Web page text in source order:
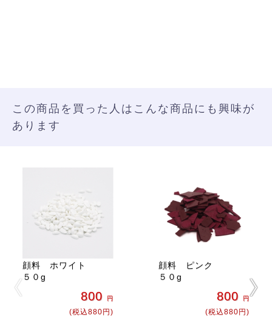
この商品を買った人はこんな商品にも興味が
あります
顔料 ホワイト
５０g
800 円
(税込880円)
顔料 ピンク
５０g
800 円
(税込880円)